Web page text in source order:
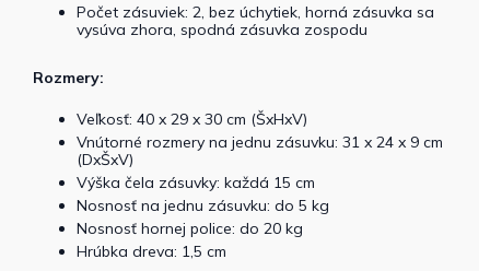
Počet zásuviek: 2, bez úchytiek, horná zásuvka sa
vysúva zhora, spodná zásuvka zospodu
Rozmery:
Veľkosť: 40 x 29 x 30 cm (ŠxHxV)
Vnútorné rozmery na jednu zásuvku: 31 x 24 x 9 cm
(DxŠxV)
Výška čela zásuvky: každá 15 cm
Nosnosť na jednu zásuvku: do 5 kg
Nosnosť hornej police: do 20 kg
Hrúbka dreva: 1,5 cm